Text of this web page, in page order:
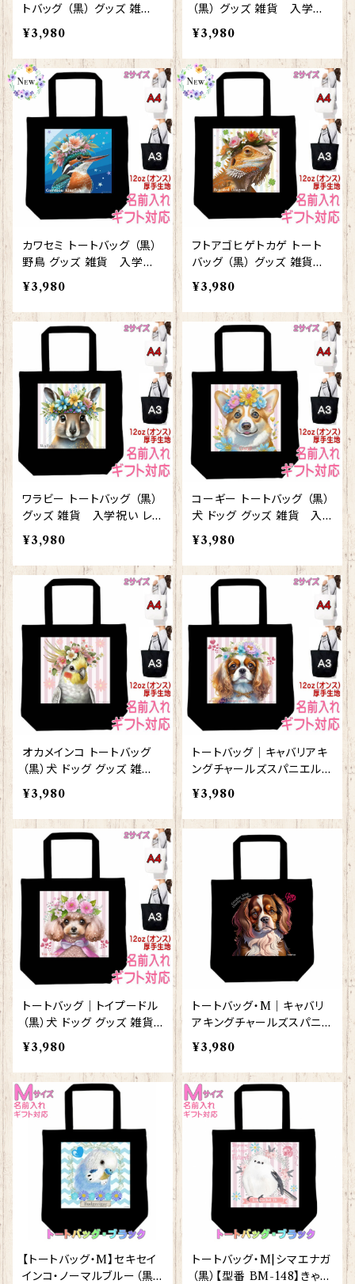
トバッグ （黒） グッズ 雑
貨 入学祝い レッスンバッ
グ お買い物バッグ【型番 B-
10011】プレゼント ギフト
¥3,980
（黒） グッズ 雑貨 入学祝
い レッスンバッグ お買い物
バッグ【型番 B-10007】お
花の王冠シリーズ
¥3,980
カワセミ トートバッグ （黒）
野鳥 グッズ 雑貨 入学祝
い レッスンバッグ お買い物
バッグ【型番 B-10010】お
花の王冠シリーズ
¥3,980
フトアゴヒゲトカゲ トート
バッグ （黒） グッズ 雑貨
入学祝い レッスンバッグ お
買い物バッグ【型番 B-100
08】お花の王冠シリーズ
¥3,980
ワラビー トートバッグ （黒）
グッズ 雑貨 入学祝い レッ
スンバッグ お買い物バッグ
【型番 B-10009】お花の王
冠シリーズ
¥3,980
コーギー トートバッグ （黒）
犬 ドッグ グッズ 雑貨 入
学祝い レッスンバッグ お買
い物バッグ【型番 B-1000
5】お花の王冠シリーズ
¥3,980
オカメインコ トートバッグ
（黒）犬 ドッグ グッズ 雑
貨 入学祝い レッスンバッ
グ お買い物バッグ【型番 B-
10006】お花の王冠シリー
¥3,980
トートバッグ｜キャバリアキ
ングチャールズスパニエル
（黒）犬 ドッグ グッズ 雑
貨 入学祝い レッスンバッ
グ お買い物バッグ【型番 B-
10002】お花の王冠シリー
¥3,980
トートバッグ｜トイプードル
（黒）犬 ドッグ グッズ 雑貨
入学祝い レッスンバッグ お
買い物バッグ【型番 B-100
03】お花の王冠
¥3,980
トートバッグ・M｜キャバリ
アキングチャールズスパニエ
ル（黒）犬 ドッグ【型番 BM-
10001】
¥3,980
【トートバッグ・M】セキセイ
インコ・ノーマルブルー（黒）
トートバッグ・M|シマエナガ
（黒）【型番 BM-148】きゃぴ